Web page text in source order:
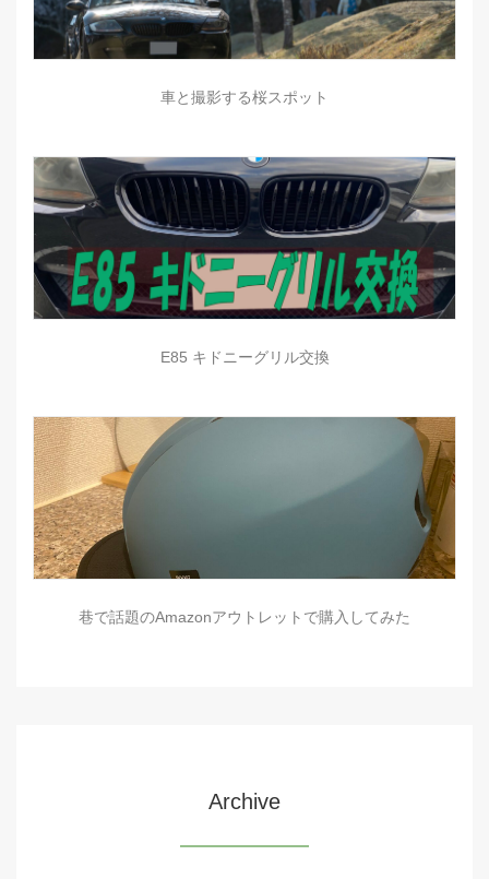
車と撮影する桜スポット
E85 キドニーグリル交換
巷で話題のAmazonアウトレットで購入してみた
Archive